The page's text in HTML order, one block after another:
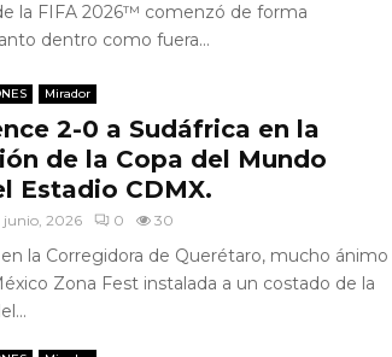
la FIFA 2026™ comenzó de forma
dentro como fuera...
Mirador
2-0 a Sudáfrica en la
de la Copa del Mundo
Estadio CDMX.
junio, 2026 0 30
la Corregidora de Querétaro, mucho ánimo
Zona Fest instalada a un costado de la